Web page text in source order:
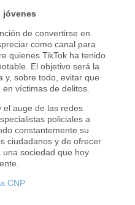
jóvenes
de convertirse en
como canal para
quienes TikTok ha tenido
El objetivo será la
y, sobre todo, evitar que
víctimas de delitos.
el auge de las redes
policiales a
constantemente su
ciudadanos y de ofrecer
sociedad que hoy
CNP